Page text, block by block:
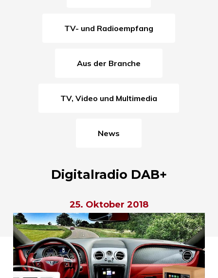
TV- und Radioempfang
Aus der Branche
TV, Video und Multimedia
News
Digitalradio DAB+
25. Oktober 2018